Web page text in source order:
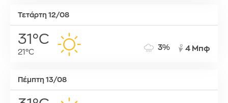
Τετάρτη 12/08
31°C
21°C
3% 4 Μπφ
Πέμπτη 13/08